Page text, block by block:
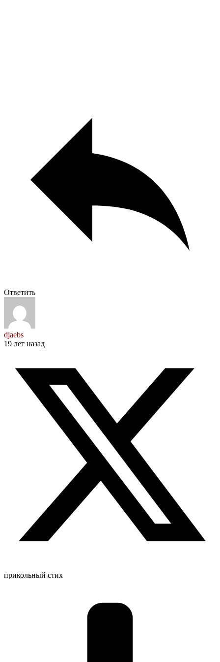
Ответить
djaebs
19 лет назад
прикольный стих